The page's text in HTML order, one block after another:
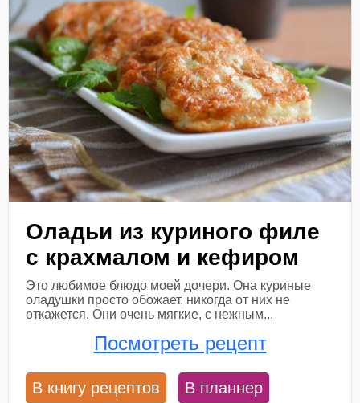
Оладьи из куриного филе
с крахмалом и кефиром
Это любимое блюдо моей дочери. Она куриные
оладушки просто обожает, никогда от них не
откажется. Они очень мягкие, с нежным...
Посмотреть рецепт
В книгу рецептов В планнер